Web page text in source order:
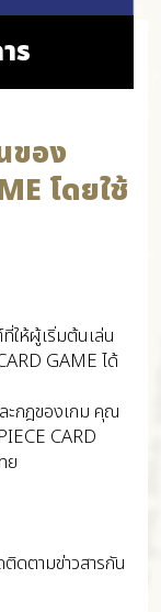
ร
ของ
โดยใช้
ให้ผู้เริ่มต้นเล่น
GAME ได้
ะกฎของเกม คุณ
CARD
ย
ดตามข่าวสารกัน